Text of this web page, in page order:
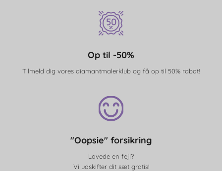
Op til -50%
Tilmeld dig vores diamantmalerklub og få op til 50% rabat!
"Oopsie" forsikring
Lavede en fejl?
Vi udskifter dit sæt gratis!